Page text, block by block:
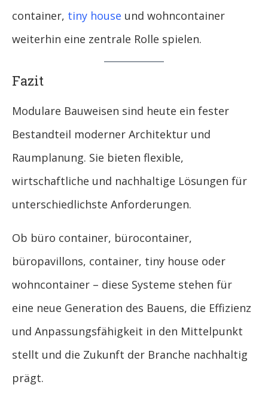
container, tiny house und wohncontainer
weiterhin eine zentrale Rolle spielen.
Fazit
Modulare Bauweisen sind heute ein fester
Bestandteil moderner Architektur und
Raumplanung. Sie bieten flexible,
wirtschaftliche und nachhaltige Lösungen für
unterschiedlichste Anforderungen.
Ob büro container, bürocontainer,
büropavillons, container, tiny house oder
wohncontainer – diese Systeme stehen für
eine neue Generation des Bauens, die Effizienz
und Anpassungsfähigkeit in den Mittelpunkt
stellt und die Zukunft der Branche nachhaltig
prägt.